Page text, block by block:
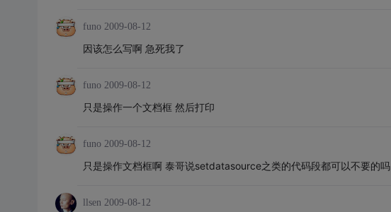
funo 2009-08-12
因该怎么写啊 急死我了
funo 2009-08-12
只是操作一个文档框 然后打印
funo 2009-08-12
只是操作文档框啊 泰哥说setdatasource之类的代码段都可以不要的吗
llsen 2009-08-12